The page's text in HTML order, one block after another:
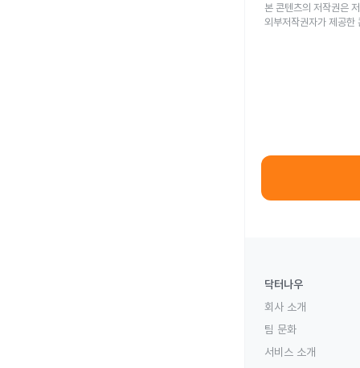
본 콘텐츠의 저작권은
외부저작권자가 제공한
닥터나우
회사 소개
팀 문화
서비스 소개